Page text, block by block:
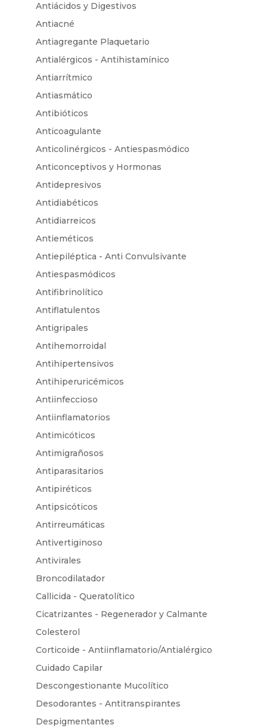
Antiácidos y Digestivos
Antiacné
Antiagregante Plaquetario
Antialérgicos - Antihistamínico
Antiarrítmico
Antiasmático
Antibióticos
Anticoagulante
Anticolinérgicos - Antiespasmódico
Anticonceptivos y Hormonas
Antidepresivos
Antidiabéticos
Antidiarreicos
Antieméticos
Antiepiléptica - Anti Convulsivante
Antiespasmódicos
Antifibrinolítico
Antiflatulentos
Antigripales
Antihemorroidal
Antihipertensivos
Antihiperuricémicos
Antiinfeccioso
Antiinflamatorios
Antimicóticos
Antimigrañosos
Antiparasitarios
Antipiréticos
Antipsicóticos
Antirreumáticas
Antivertiginoso
Antivirales
Broncodilatador
Callicida - Queratolítico
Cicatrizantes - Regenerador y Calmante
Colesterol
Corticoide - Antiinflamatorio/Antialérgico
Cuidado Capilar
Descongestionante Mucolítico
Desodorantes - Antitranspirantes
Despigmentantes